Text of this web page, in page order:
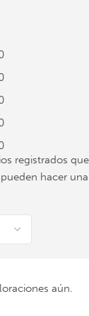
aún.
registrados
hacer